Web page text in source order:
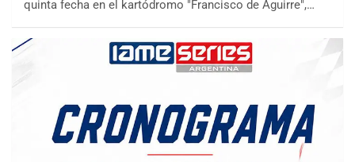
quinta fecha en el kartódromo "Francisco de Aguirre",…